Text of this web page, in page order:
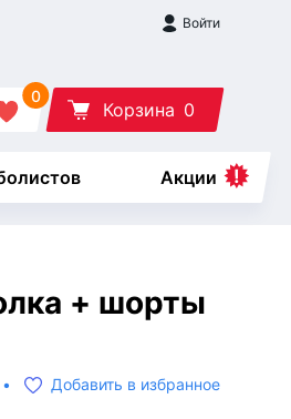
Войти
0
Корзина 0
Акции
+ шорты
• Добавить в избранное